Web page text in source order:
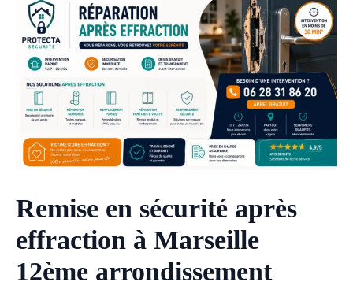
Remise en sécurité après
effraction à Marseille
12ème arrondissement